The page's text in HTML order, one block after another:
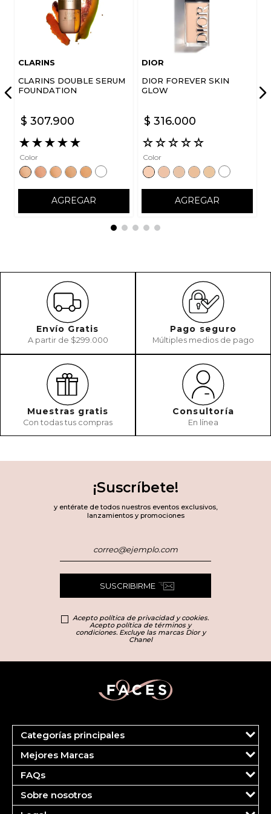
ENVIAR COMENTARIO
CLARINS
CLARINS DOUBLE SERUM
FOUNDATION
$ 307.900
★★★★★
Color
AGREGAR
DIOR
DIOR FOREVER SKIN
GLOW
$ 316.000
☆☆☆☆☆
Color
AGREGAR
Envío Gratis
A partir de $299.000
Pago seguro
Múltiples medios de pago
Muestras gratis
Con todas tus compras
Consultoría
En línea
¡Suscríbete!
y entérate de todos nuestros eventos exclusivos,
lanzamientos y promociones
SUSCRIBIRME
Acepto política de privacidad y cookies.
Acepto política de términos y
condiciones. Excluye las marcas Dior y
Chanel
Categorías principales
Marcas
Dior
Más Vendidos
Fragancias
Maquillaje
Cuidado del Rostro
Mejores Marcas
Clinique
Estee Lauder
Carolina Herrera
Ver todas las marcas
FAQs
Tu cuenta
Pedidos
FAQS
Sobre nosotros
¿Quiénes somos?